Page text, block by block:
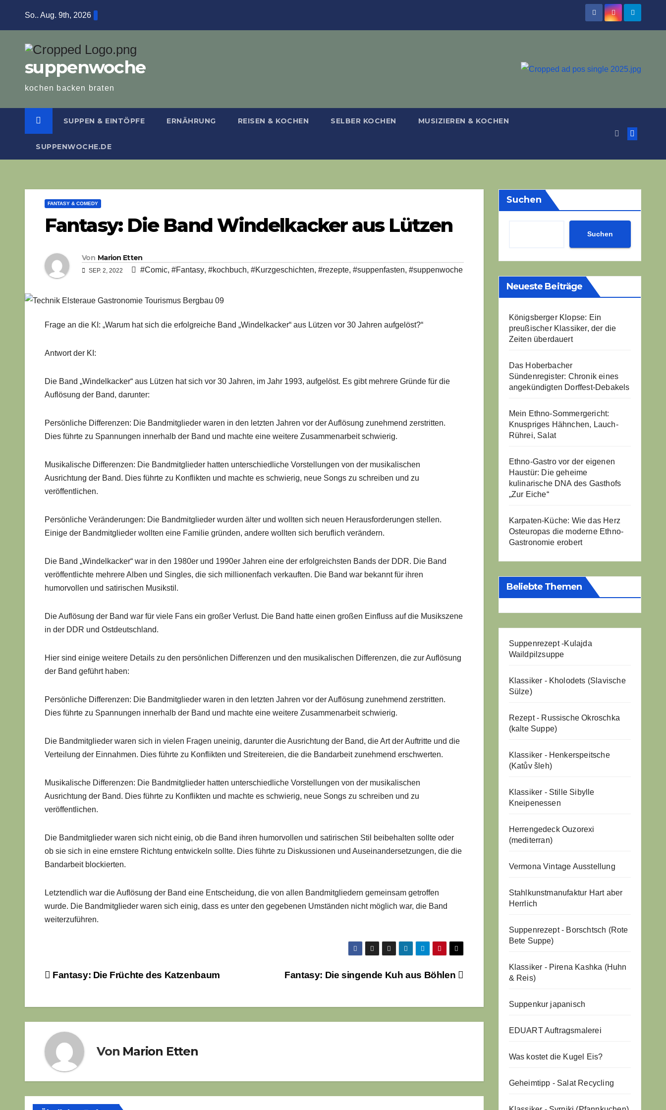
So.. Aug. 9th, 2026
suppenwoche
kochen backen braten
SUPPEN & EINTÖPFE ERNÄHRUNG REISEN & KOCHEN SELBER KOCHEN MUSIZIEREN & KOCHEN
SUPPENWOCHE.DE
FANTASY & COMEDY
Fantasy: Die Band Windelkacker aus Lützen
Von Marion Etten
SEP. 2, 2022 #Comic, #Fantasy, #kochbuch, #Kurzgeschichten, #rezepte, #suppenfasten, #suppenwoche
Frage an die KI: „Warum hat sich die erfolgreiche Band „Windelkacker“ aus Lützen vor 30 Jahren aufgelöst?“
Antwort der KI:
Die Band „Windelkacker“ aus Lützen hat sich vor 30 Jahren, im Jahr 1993, aufgelöst. Es gibt mehrere Gründe für die
Auflösung der Band, darunter:
Persönliche Differenzen: Die Bandmitglieder waren in den letzten Jahren vor der Auflösung zunehmend zerstritten.
Dies führte zu Spannungen innerhalb der Band und machte eine weitere Zusammenarbeit schwierig.
Musikalische Differenzen: Die Bandmitglieder hatten unterschiedliche Vorstellungen von der musikalischen
Ausrichtung der Band. Dies führte zu Konflikten und machte es schwierig, neue Songs zu schreiben und zu
veröffentlichen.
Persönliche Veränderungen: Die Bandmitglieder wurden älter und wollten sich neuen Herausforderungen stellen.
Einige der Bandmitglieder wollten eine Familie gründen, andere wollten sich beruflich verändern.
Die Band „Windelkacker“ war in den 1980er und 1990er Jahren eine der erfolgreichsten Bands der DDR. Die Band
veröffentlichte mehrere Alben und Singles, die sich millionenfach verkauften. Die Band war bekannt für ihren
humorvollen und satirischen Musikstil.
Die Auflösung der Band war für viele Fans ein großer Verlust. Die Band hatte einen großen Einfluss auf die Musikszene
in der DDR und Ostdeutschland.
Hier sind einige weitere Details zu den persönlichen Differenzen und den musikalischen Differenzen, die zur Auflösung
der Band geführt haben:
Persönliche Differenzen: Die Bandmitglieder waren in den letzten Jahren vor der Auflösung zunehmend zerstritten.
Dies führte zu Spannungen innerhalb der Band und machte eine weitere Zusammenarbeit schwierig.
Die Bandmitglieder waren sich in vielen Fragen uneinig, darunter die Ausrichtung der Band, die Art der Auftritte und die
Verteilung der Einnahmen. Dies führte zu Konflikten und Streitereien, die die Bandarbeit zunehmend erschwerten.
Musikalische Differenzen: Die Bandmitglieder hatten unterschiedliche Vorstellungen von der musikalischen
Ausrichtung der Band. Dies führte zu Konflikten und machte es schwierig, neue Songs zu schreiben und zu
veröffentlichen.
Die Bandmitglieder waren sich nicht einig, ob die Band ihren humorvollen und satirischen Stil beibehalten sollte oder
ob sie sich in eine ernstere Richtung entwickeln sollte. Dies führte zu Diskussionen und Auseinandersetzungen, die die
Bandarbeit blockierten.
Letztendlich war die Auflösung der Band eine Entscheidung, die von allen Bandmitgliedern gemeinsam getroffen
wurde. Die Bandmitglieder waren sich einig, dass es unter den gegebenen Umständen nicht möglich war, die Band
weiterzuführen.
Beitragsnavigation Fantasy: Die singende Kuh aus Böhlen
Fantasy: Die Früchte des Katzenbaum
Von Marion Etten
Suchen
Suchen
Neueste Beiträge
Königsberger Klopse: Ein
preußischer Klassiker, der die
Zeiten überdauert
Das Hoberbacher
Sündenregister: Chronik eines
angekündigten Dorffest-Debakels
Mein Ethno-Sommergericht:
Knuspriges Hähnchen, Lauch-
Rührei, Salat
Ethno-Gastro vor der eigenen
Haustür: Die geheime
kulinarische DNA des Gasthofs
„Zur Eiche“
Karpaten-Küche: Wie das Herz
Osteuropas die moderne Ethno-
Gastronomie erobert
Beliebte Themen
Suppenrezept -Kulajda
Waildpilzsuppe
Klassiker - Kholodets (Slavische
Sülze)
Rezept - Russische Okroschka
(kalte Suppe)
Klassiker - Henkerspeitsche
(Katův šleh)
Klassiker - Stille Sibylle
Kneipenessen
Herrengedeck Ouzorexi
(mediterran)
Vermona Vintage Ausstellung
Stahlkunstmanufaktur Hart aber
Herrlich
Suppenrezept - Borschtsch (Rote
Bete Suppe)
Klassiker - Pirena Kashka (Huhn
& Reis)
Suppenkur japanisch
EDUART Auftragsmalerei
Was kostet die Kugel Eis?
Geheimtipp - Salat Recycling